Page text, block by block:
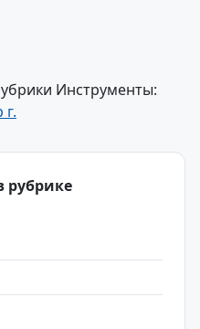
Инструменты:
рубрике